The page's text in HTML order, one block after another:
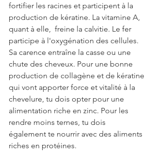
fortifier les racines et participent à la
production de kératine. La vitamine A,
quant à elle,  freine la calvitie. Le fer
participe à l'oxygénation des cellules.
Sa carence entraîne la casse ou une
chute des cheveux. Pour une bonne
production de collagène et de kératine
qui vont apporter force et vitalité à la
chevelure, tu dois opter pour une
alimentation riche en zinc. Pour les
rendre moins ternes, tu dois
également te nourrir avec des aliments
riches en protéines.